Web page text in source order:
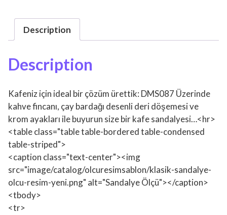
Description
Description
Kafeniz için ideal bir çözüm ürettik: DMS087 Üzerinde
kahve fincanı, çay bardağı desenli deri döşemesi ve
krom ayakları ile buyurun size bir kafe sandalyesi…<hr>
<table class="table table-bordered table-condensed
table-striped">
<caption class="text-center"><img
src="image/catalog/olcuresimsablon/klasik-sandalye-
olcu-resim-yeni.png" alt="Sandalye Ölçü"></caption>
<tbody>
<tr>